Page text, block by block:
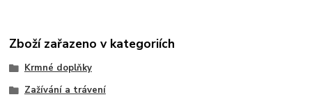
Zboží zařazeno v kategoriích
Krmné doplňky
Zažívání a trávení